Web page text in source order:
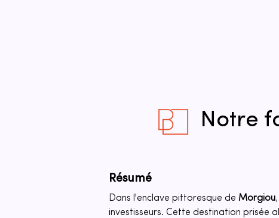
Notre
Résumé
Dans l'enclave pittoresque de Morgiou
investisseurs. Cette destination prisée